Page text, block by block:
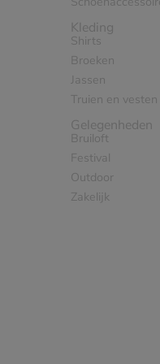
Kleding
Shirts
Broeken
Jassen
Truien en vesten
Gelegenheden
Bruiloft
Festival
Outdoor
Zakelijk